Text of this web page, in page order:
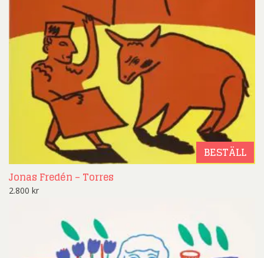
BESTÄLL
Jonas Fredén – Torres
2.800 kr